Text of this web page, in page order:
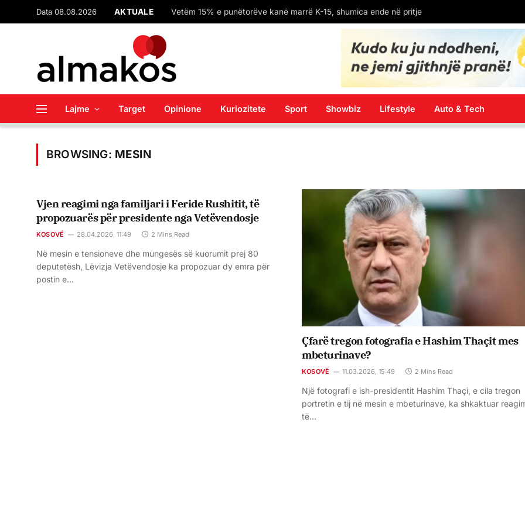
Data 08.08.2026 AKTUALE Vetëm 15% e punëtorëve kanë marrë K-15, shumica ende në pritje
Lajme Target Opinione Kuriozitete Sport Showbiz Lifestyle Auto & Tech
BROWSING: MESIN
Vjen reagimi nga familjari i Feride Rushitit, të
propozuarës për presidente nga Vetëvendosje
KOSOVË 28.04.2026, 11:49 2 Mins Read
Në mesin e tensioneve dhe mungesës së kuorumit prej 80
deputetësh, Lëvizja Vetëvendosje ka propozuar dy emra për
postin e…
Çfarë tregon fotografia e Hashim Thaçit mes
mbeturinave?
KOSOVË 11.03.2026, 15:49 2 Mins Read
Një fotografi e ish-presidentit Hashim Thaçi, e cila tregon
portretin e tij në mesin e mbeturinave, ka shkaktuar
të…